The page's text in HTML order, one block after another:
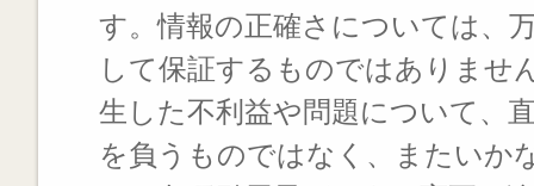
す。情報の正確さについては、
して保証するものではありませ
生した不利益や問題について、
を負うものではなく、またいか